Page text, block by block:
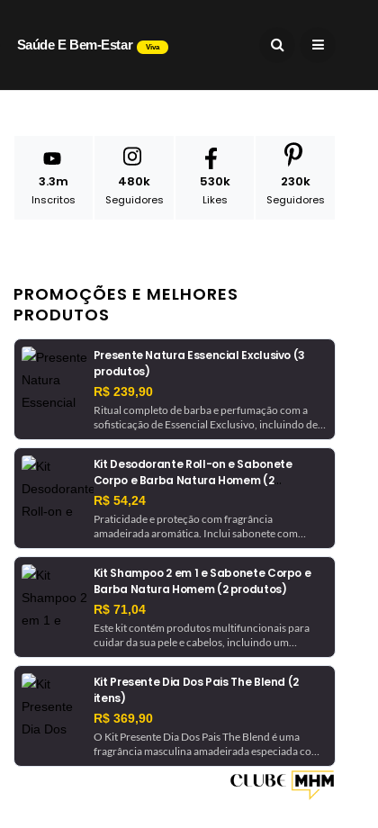
Saúde E Bem-Estar Viva
3.3m
Inscritos
480k
Seguidores
530k
Likes
230k
Seguidores
PROMOÇÕES E MELHORES
PRODUTOS
Presente Natura Essencial Exclusivo (3
produtos)
R$ 239,90
Ritual completo de barba e perfumação com a
sofisticação de Essencial Exclusivo, incluindo deo
parfum que dura até 10 horas, desodorante
Kit Desodorante Roll-on e Sabonete
Corpo e Barba Natura Homem (2
produtos)
R$ 54,24
Praticidade e proteção com fragrância
amadeirada aromática. Inclui sabonete com
fórmula multifuncional para usar no corpo e
por até 72 horas.
Kit Shampoo 2 em 1 e Sabonete Corpo e
Barba Natura Homem (2 produtos)
R$ 71,04
Este kit contém produtos multifuncionais para
cuidar da sua pele e cabelos, incluindo um
sabonete de fórmula multifuncional e um
Kit Presente Dia Dos Pais The Blend (2
itens)
R$ 369,90
O Kit Presente Dia Dos Pais The Blend é uma
fragrância masculina amadeirada especiada com
uma fixação duradoura de mais de 10 horas,
incluindo o Eau de Parfum e um Shower Gel.